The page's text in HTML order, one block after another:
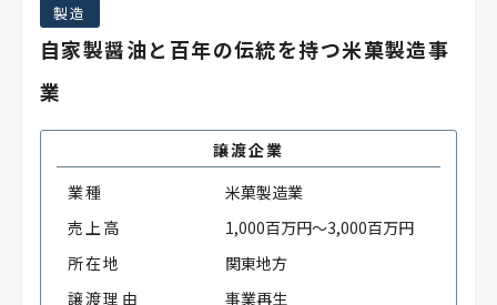
製造
自家製醤油と百年の伝統を持つ米菓製造事
業
譲渡企業
業種
米菓製造業
売上高
1,000百万円～3,000百万円
所在地
関東地方
譲渡理由
事業再生